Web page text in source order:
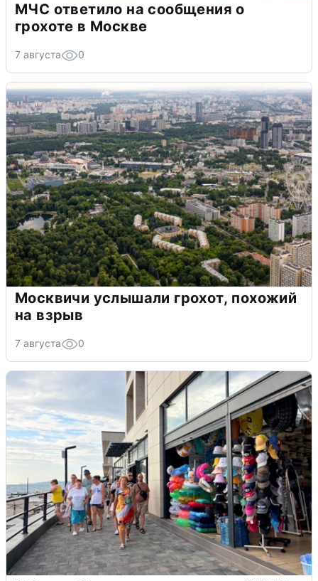
МЧС ответило на сообщения о
грохоте в Москве
7 августа 0
Москвичи услышали грохот, похожий
на взрыв
7 августа 0